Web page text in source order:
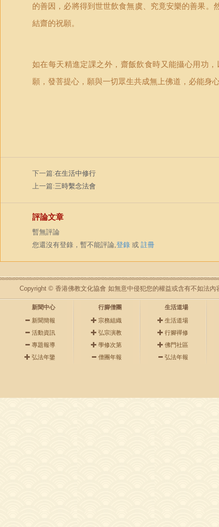
的善因，必將得到世世飲食­無虞、究竟安樂的善果
結齋的祝願。
如在每天精進定課之外，齋飯飲食時又能攝心用功
願，發菩提心，願與一切眾生共成無上佛道，必能身
下一篇:在生活中修行
上一篇:三時繫念法會
評論文章
暫無評論
您還沒有登錄，暫不能評論,登錄 或 註冊
Copyright © 香港佛教文化協會 如無意中侵犯您的權益或含有不如法內
新聞中心
新聞簡報
活動資訊
專題報導
弘法年鑒
行腳僧團
宗務組織
弘宗演教
學修次第
僧團年報
生活道場
生活道場
行腳禪修
佛門社區
弘法年報